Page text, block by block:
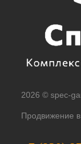
2026 © spec-
Продвижение